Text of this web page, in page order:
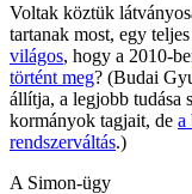
Voltak köztük
tartanak most, egy
világos, hogy a 2010-
történt meg? (Budai
állítja, a legjobb tudása
kormányok tagjait, de a
rendszerváltás.)
A Simon-ügy